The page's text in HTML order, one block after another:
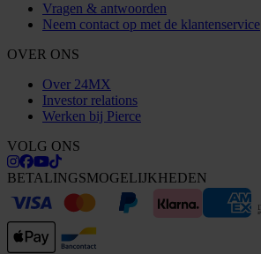
Vragen & antwoorden
Neem contact op met de klantenservice
OVER ONS
Over 24MX
Investor relations
Werken bij Pierce
VOLG ONS
BETALINGSMOGELIJKHEDEN